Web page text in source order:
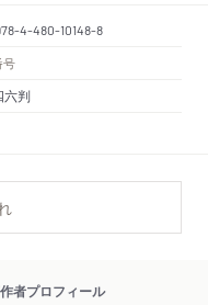
4-480-10148-8
号
六判
者プロフィール